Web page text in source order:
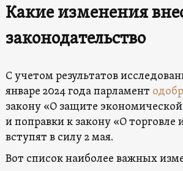
Какие изменения
законодательство
С учетом результатов
январе 2024 года парламент
закону «О защите
и поправки к закону «О торговле
вступят в силу 2 мая.
Вот список наиболее важных